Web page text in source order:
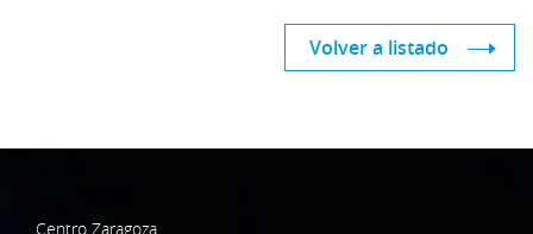
Volver a listado
Centro Zaragoza